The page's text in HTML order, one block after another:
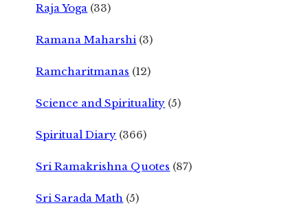
Raja Yoga (33)
Ramana Maharshi (3)
Ramcharitmanas (12)
Science and Spirituality (5)
Spiritual Diary (366)
Sri Ramakrishna Quotes (87)
Sri Sarada Math (5)